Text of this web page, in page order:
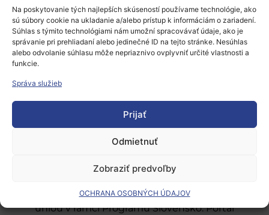
Na poskytovanie tých najlepších skúseností používame technológie, ako
sú súbory cookie na ukladanie a/alebo prístup k informáciám o zariadení.
Súhlas s týmito technológiami nám umožní spracovávať údaje, ako je
správanie pri prehliadaní alebo jedinečné ID na tejto stránke. Nesúhlas
alebo odvolanie súhlasu môže nepriaznivo ovplyvniť určité vlastnosti a
funkcie.
Správa služieb
Prijať
Odmietnuť
Zobraziť predvoľby
OCHRANA OSOBNÝCH ÚDAJOV
Európsky výskumný priestor
Grantové programy pre výskum
„Projekt SK4ERA II je spolufinancovaný Európskou
úniou v rámci Programu Slovensko. Portál